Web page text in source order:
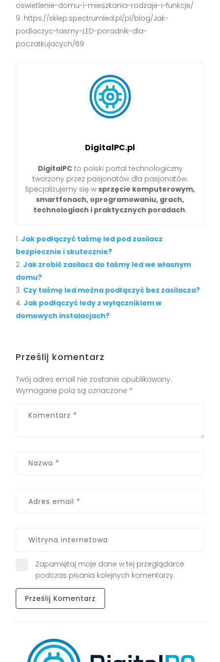
oswietlenie-domu-i-mieszkania-rodzaje-i-funkcje/
https://sklep.spectrumled.pl/pl/blog/Jak-
podlaczyc-tasmy-LED-poradnik-dla-
poczatkujacych/69
DigitalPC.pl
DigitalPCto polski portal technologiczny
tworzony przez pasjonatów dla pasjonatów.
Specjalizujemy się w sprzęcie komputerowym,
smartfonach, oprogramowaniu, grach,
technologiach i praktycznych poradach.
Jak podłączyć taśmę led pod zasilacz
bezpiecznie i skutecznie?
Jak zrobić zasilacz do taśmy led we własnym
domu?
Czy taśmę led można podłączyć bez zasilacza?
Jak podłączyć ledy z wyłącznikiem w
domowych instalacjach?
Prześlij komentarz
Twój adres email nie zostanie opublikowany.
Wymagane pola są oznaczone *
Zapamiętaj moje dane w tej przeglądarce
podczas pisania kolejnych komentarzy.